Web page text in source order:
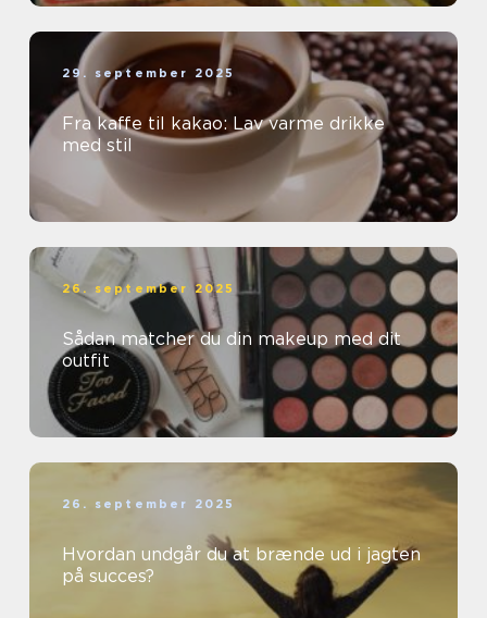
29. september 2025
Fra kaffe til kakao: Lav varme drikke
med stil
26. september 2025
Sådan matcher du din makeup med dit
outfit
26. september 2025
Hvordan undgår du at brænde ud i jagten
på succes?